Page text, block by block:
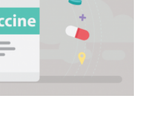
LINE EMAIL